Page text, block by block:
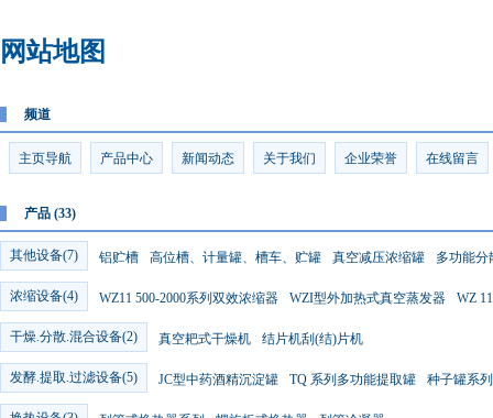
网站地图
频道
主页导航 产品中心 新闻动态 关于我们 企业荣誉 在线留言
产品 (33)
其他设备(7) 铝贮槽 高位槽、计量罐、槽车、贮罐 真空减压浓缩罐 多功能分
浓缩设备(4) WZ11 500-2000系列双效浓缩器 WZI型外加热式真空蒸发器 WZ
干燥.分散.混合设备(2) 真空耙式干燥机 结片机刮(结)片机
发酵.提取.过滤设备(5) JC型中药酒精沉淀罐 TQ 系列多功能提取罐 种子罐系列